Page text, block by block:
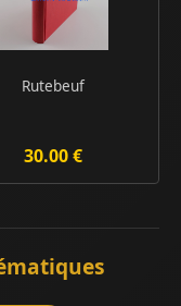
Rutebeuf
30.00 €